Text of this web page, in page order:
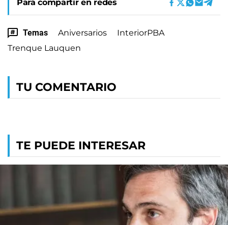
Para compartir en redes
Temas Aniversarios
InteriorPBA
Trenque Lauquen
TU COMENTARIO
TE PUEDE INTERESAR